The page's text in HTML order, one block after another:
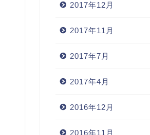
2017年12月
2017年11月
2017年7月
2017年4月
2016年12月
2016年11月